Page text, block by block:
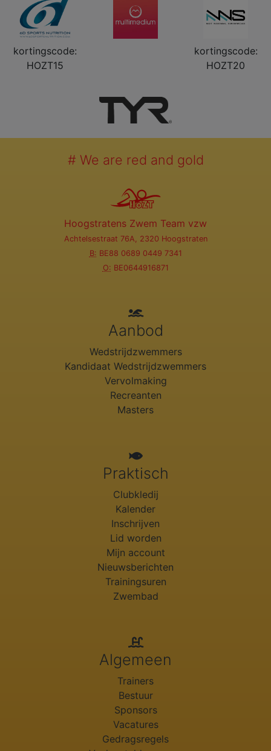
kortingscode:
HOZT15
kortingscode:
HOZT20
# We are red and gold
Hoogstratens Zwem Team vzw
Achtelsestraat 76A, 2320 Hoogstraten
B: BE88 0689 0449 7341
O: BE0644916871
Aanbod
Wedstrijdzwemmers
Kandidaat Wedstrijdzwemmers
Vervolmaking
Recreanten
Masters
Praktisch
Clubkledij
Kalender
Inschrijven
Lid worden
Mijn account
Nieuwsberichten
Trainingsuren
Zwembad
Algemeen
Trainers
Bestuur
Sponsors
Vacatures
Gedragsregels